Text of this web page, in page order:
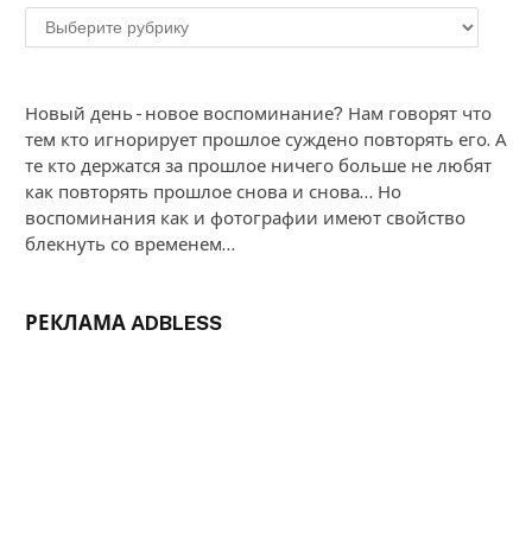
Рубрики
Новый день - новое воспоминание? Нам говорят что
тем кто игнорирует прошлое суждено повторять его. А
те кто держатся за прошлое ничего больше не любят
как повторять прошлое снова и снова... Но
воспоминания как и фотографии имеют свойство
блекнуть со временем...
РЕКЛАМА ADBLESS